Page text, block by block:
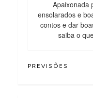
Apaixonada
ensolarados e
contos e dar
saiba o
PREVISÕES